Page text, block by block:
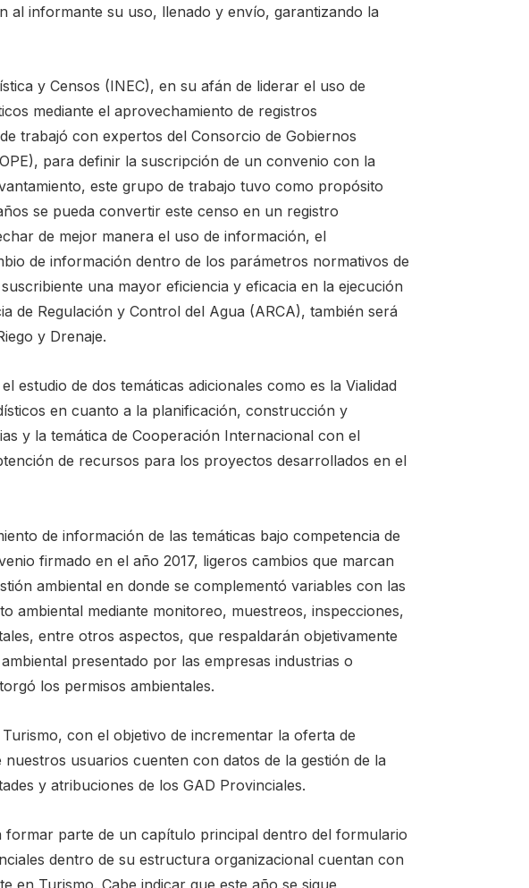
al informante su uso, llenado y envío, garantizando la
y Censos (INEC), en su afán de liderar el uso de
mediante el aprovechamiento de registros
trabajó con expertos del Consorcio de Gobiernos
para definir la suscripción de un convenio con la
este grupo de trabajo tuvo como propósito
se pueda convertir este censo en un registro
de mejor manera el uso de información, el
de información dentro de los parámetros normativos de
una mayor eficiencia y eficacia en la ejecución
de Regulación y Control del Agua (ARCA), también será
y Drenaje.
estudio de dos temáticas adicionales como es la Vialidad
en cuanto a la planificación, construcción y
y la temática de Cooperación Internacional con el
de recursos para los proyectos desarrollados en el
de información de las temáticas bajo competencia de
firmado en el año 2017, ligeros cambios que marcan
ambiental en donde se complementó variables con las
ambiental mediante monitoreo, muestreos, inspecciones,
entre otros aspectos, que respaldarán objetivamente
presentado por las empresas industrias o
los permisos ambientales.
con el objetivo de incrementar la oferta de
usuarios cuenten con datos de la gestión de la
y atribuciones de los GAD Provinciales.
formar parte de un capítulo principal dentro del formulario
dentro de su estructura organizacional cuentan con
en Turismo. Cabe indicar que este año se sigue